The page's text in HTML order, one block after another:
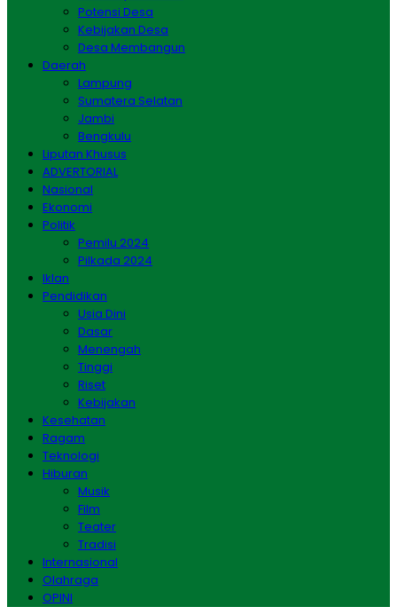
Potensi Desa
Kebijakan Desa
Desa Membangun
Daerah
Lampung
Sumatera Selatan
Jambi
Bengkulu
Liputan Khusus
ADVERTORIAL
Nasional
Ekonomi
Politik
Pemilu 2024
Pilkada 2024
Iklan
Pendidikan
Usia Dini
Dasar
Menengah
Tinggi
Riset
Kebijakan
Kesehatan
Ragam
Teknologi
Hiburan
Musik
Film
Teater
Tradisi
Internasional
Olahraga
OPINI